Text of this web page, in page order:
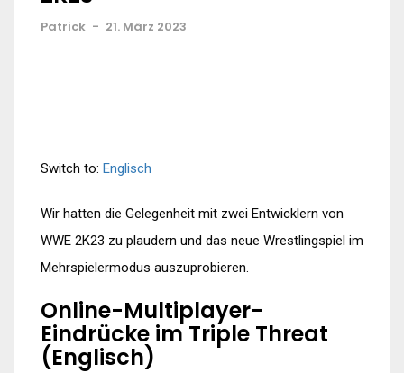
Patrick - 21. März 2023
Switch to: Englisch
Wir hatten die Gelegenheit mit zwei Entwicklern von
WWE 2K23 zu plaudern und das neue Wrestlingspiel im
Mehrspielermodus auszuprobieren.
Online-Multiplayer-
Eindrücke im Triple Threat
(Englisch)